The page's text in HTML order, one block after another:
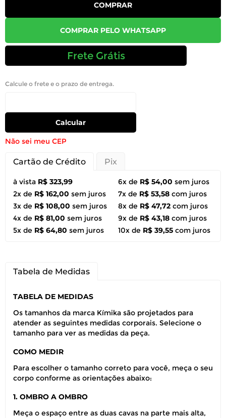
COMPRAR
COMPRAR PELO WHATSAPP
Frete Grátis
Calcule o frete e o prazo de entrega.
Calcular
Não sei meu CEP
Cartão de Crédito Pix
à vista R$ 323,99
2x de R$ 162,00 sem juros
3x de R$ 108,00 sem juros
4x de R$ 81,00 sem juros
5x de R$ 64,80 sem juros
6x de R$ 54,00 sem juros
7x de R$ 53,58 com juros
8x de R$ 47,72 com juros
9x de R$ 43,18 com juros
10x de R$ 39,55 com juros
Tabela de Medidas
TABELA DE MEDIDAS
Os tamanhos da marca Kímika são projetados para
atender as seguintes medidas corporais. Selecione o
tamanho para ver as medidas da peça.
COMO MEDIR
Para escolher o tamanho correto para você, meça o seu
corpo conforme as orientações abaixo:
1. OMBRO A OMBRO
Meça o espaço entre as duas cavas na parte mais alta,